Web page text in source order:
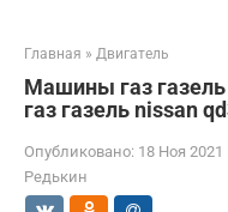
Главная » Двигатель
Машины газ газель
газ газель nissan
Опубликовано: 18 Ноя 2021
Редькин